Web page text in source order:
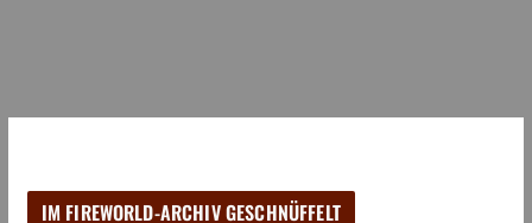
IM FIREWORLD-ARCHIV GESCHNÜFFELT